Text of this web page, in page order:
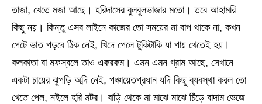
তাজা, খেতে মজা আছে। হরিদাসের বুলবুলভাজার মতো। তবে আহামরি
কিছু নয়। কিন্তু এসব লাইনে কাজের তো সময়ের মা বাপ থাকে না, কখন
পেটে ভাত পড়বে ঠিক নেই, খিদে পেলে টুকিটাকি যা পায় খেতেই হয়।
কলকাতা বা মফস্বলে তাও একরকম। এমন এমন গ্রাম আছে, সেখানে
একটা চায়ের ঝুপড়ি অব্দি নেই, পঞ্চায়েতপ্রধান যদি কিছু ব্যবস্থা করল তো
খেতে পেল, নইলে হরি মটর। বাড়ি থেকে মা মাঝে মাঝে চিঁড়ে বাদাম ভেজে